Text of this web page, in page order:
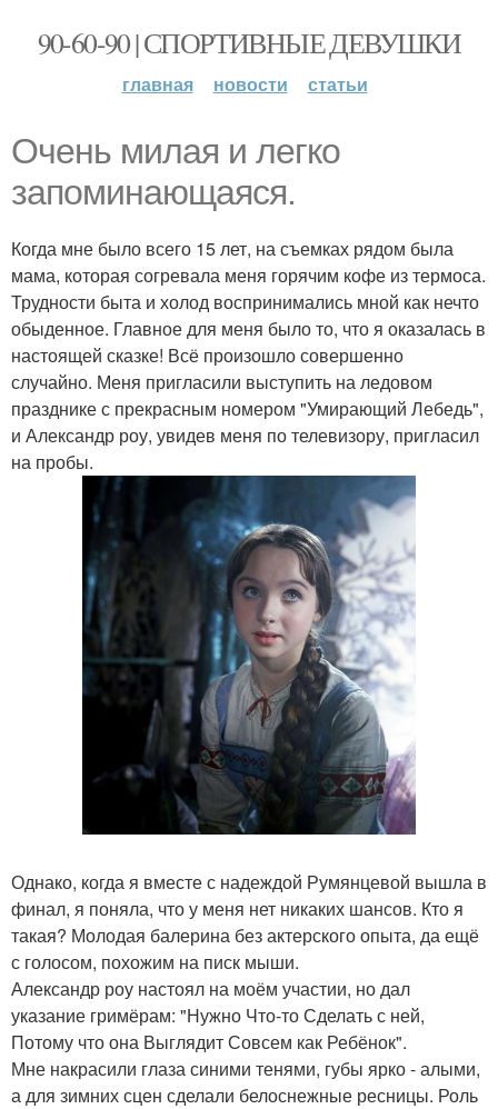
90-60-90 | СПОРТИВНЫЕ ДЕВУШКИ
главная новости статьи
Очень милая и легко
запоминающаяся.
Когда мне было всего 15 лет, на съемках рядом была
мама, которая согревала меня горячим кофе из термоса.
Трудности быта и холод воспринимались мной как нечто
обыденное. Главное для меня было то, что я оказалась в
настоящей сказке! Всё произошло совершенно
случайно. Меня пригласили выступить на ледовом
празднике с прекрасным номером "Умирающий Лебедь",
и Александр роу, увидев меня по телевизору, пригласил
на пробы.
Однако, когда я вместе с надеждой Румянцевой вышла в
финал, я поняла, что у меня нет никаких шансов. Кто я
такая? Молодая балерина без актерского опыта, да ещё
с голосом, похожим на писк мыши.
Александр роу настоял на моём участии, но дал
указание гримёрам: "Нужно Что-то Сделать с ней,
Потому что она Выглядит Совсем как Ребёнок".
Мне накрасили глаза синими тенями, губы ярко - алыми,
а для зимних сцен сделали белоснежные ресницы. Роль